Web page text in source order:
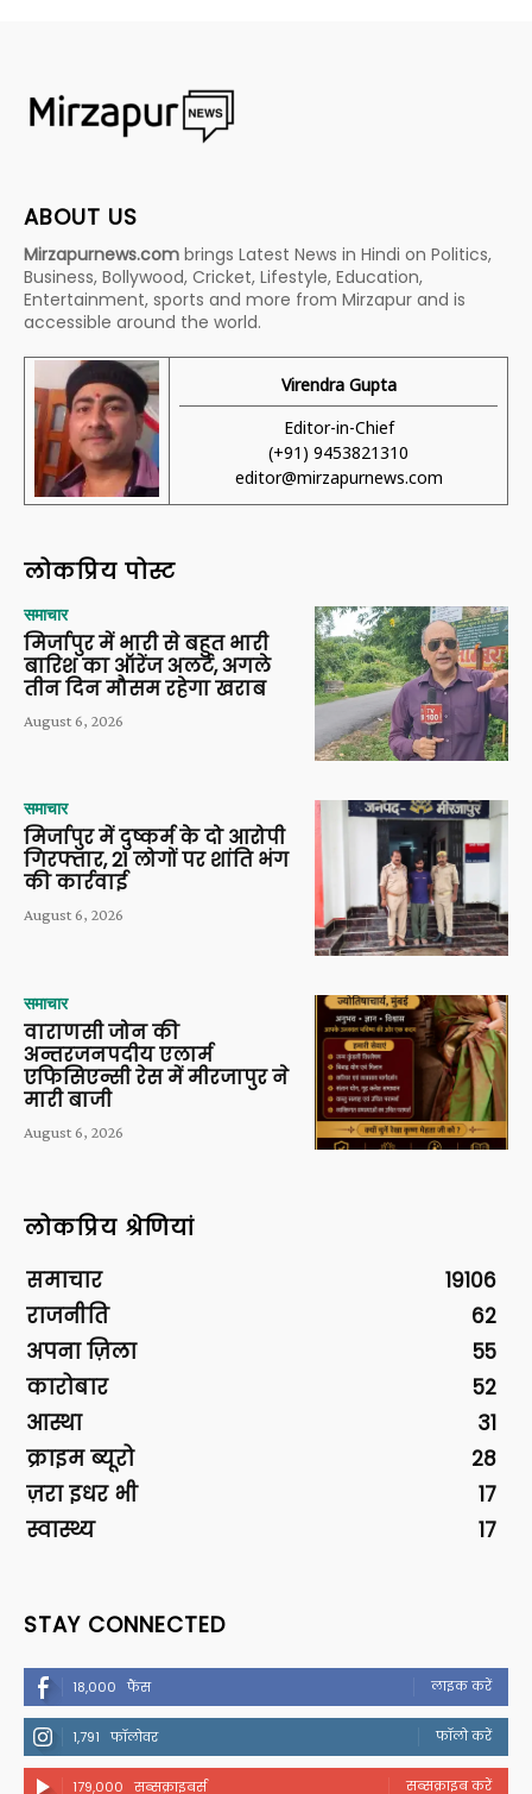
ABOUT US
Mirzapurnews.com brings Latest News in Hindi on Politics,
Business, Bollywood, Cricket, Lifestyle, Education,
Entertainment, sports and more from Mirzapur and is
accessible around the world.
Virendra Gupta
Editor-in-Chief
(+91) 9453821310
editor@mirzapurnews.com
लोकप्रिय पोस्ट
समाचार
मिर्जापुर में भारी से बहुत भारी
बारिश का ऑरेंज अलर्ट, अगले
तीन दिन मौसम रहेगा खराब
August 6, 2026
समाचार
मिर्जापुर में दुष्कर्म के दो आरोपी
गिरफ्तार, 21 लोगों पर शांति भंग
की कार्रवाई
August 6, 2026
समाचार
वाराणसी जोन की
अन्तरजनपदीय एलार्म
एफिसिएन्सी रेस में मीरजापुर ने
मारी बाजी
August 6, 2026
लोकप्रिय श्रेणियां
समाचार
19106
राजनीति
62
अपना ज़िला
55
कारोबार
52
आस्था
31
क्राइम ब्यूरो
28
ज़रा इधर भी
17
स्वास्थ्य
17
STAY CONNECTED
18,000 फैंस लाइक करें
1,791 फॉलोवर फॉलो करें
179,000 सब्सक्राइबर्स सब्सक्राइब करें